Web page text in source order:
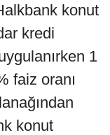
konut
kredi
1
faiz oranı
konut